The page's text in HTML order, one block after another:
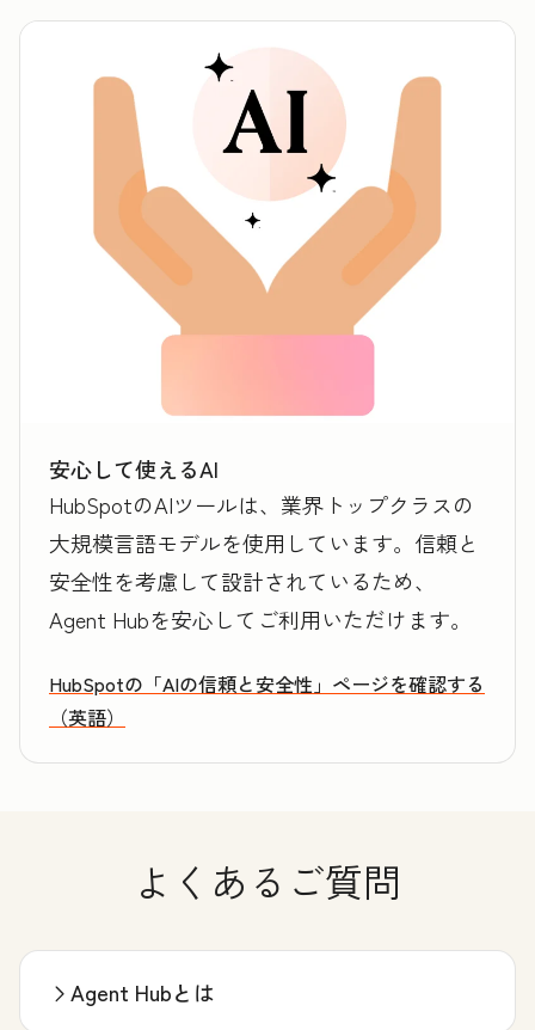
安心して使えるAI
HubSpotのAIツールは、業界トップクラスの
大規模言語モデルを使用しています。信頼と
安全性を考慮して設計されているため、
Agent Hubを安心してご利用いただけます。
HubSpotの「AIの信頼と安全性」ページを確認する
（英語）
よくあるご質問
Agent Hubとは